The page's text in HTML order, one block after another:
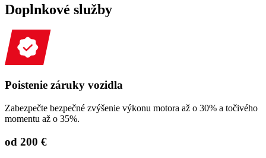
Doplnkové služby
Poistenie záruky vozidla
Zabezpečte bezpečné zvýšenie výkonu motora až o 30% a točivého
momentu až o 35%.
od 200 €